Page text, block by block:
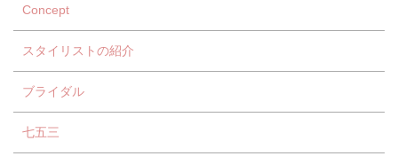
Concept
スタイリストの紹介
ブライダル
七五三